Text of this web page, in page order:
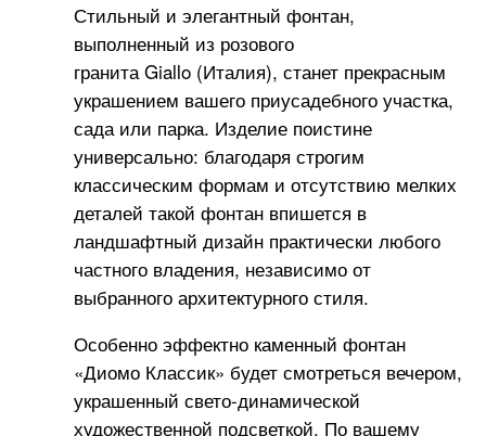
Стильный и элегантный фонтан,
выполненный из розового
гранита Giallo (Италия), станет прекрасным
украшением вашего приусадебного участка,
сада или парка. Изделие поистине
универсально: благодаря строгим
классическим формам и отсутствию мелких
деталей такой фонтан впишется в
ландшафтный дизайн практически любого
частного владения, независимо от
выбранного архитектурного стиля.
Особенно эффектно каменный фонтан
«Диомо Классик» будет смотреться вечером,
украшенный свето-динамической
художественной подсветкой. По вашему